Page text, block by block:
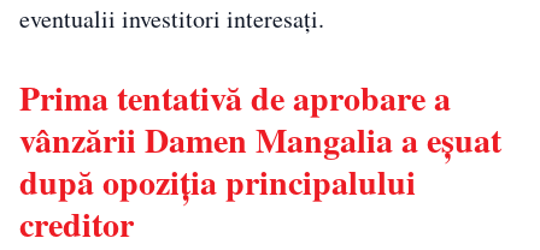
eventualii investitori interesați.
Prima tentativă de aprobare a
vânzării Damen Mangalia a eșuat
după opoziția principalului
creditor